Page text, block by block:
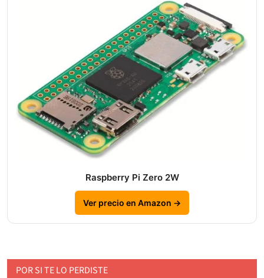
Raspberry Pi Zero 2W
Ver precio en Amazon →
POR SI TE LO PERDISTE